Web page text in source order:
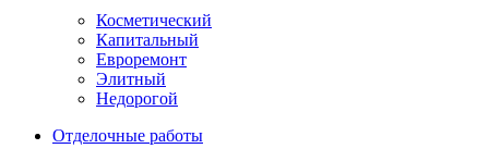
Косметический
Капитальный
Евроремонт
Элитный
Недорогой
Отделочные работы